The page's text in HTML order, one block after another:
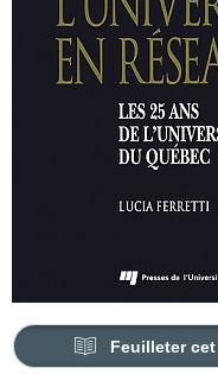
Feuilleter